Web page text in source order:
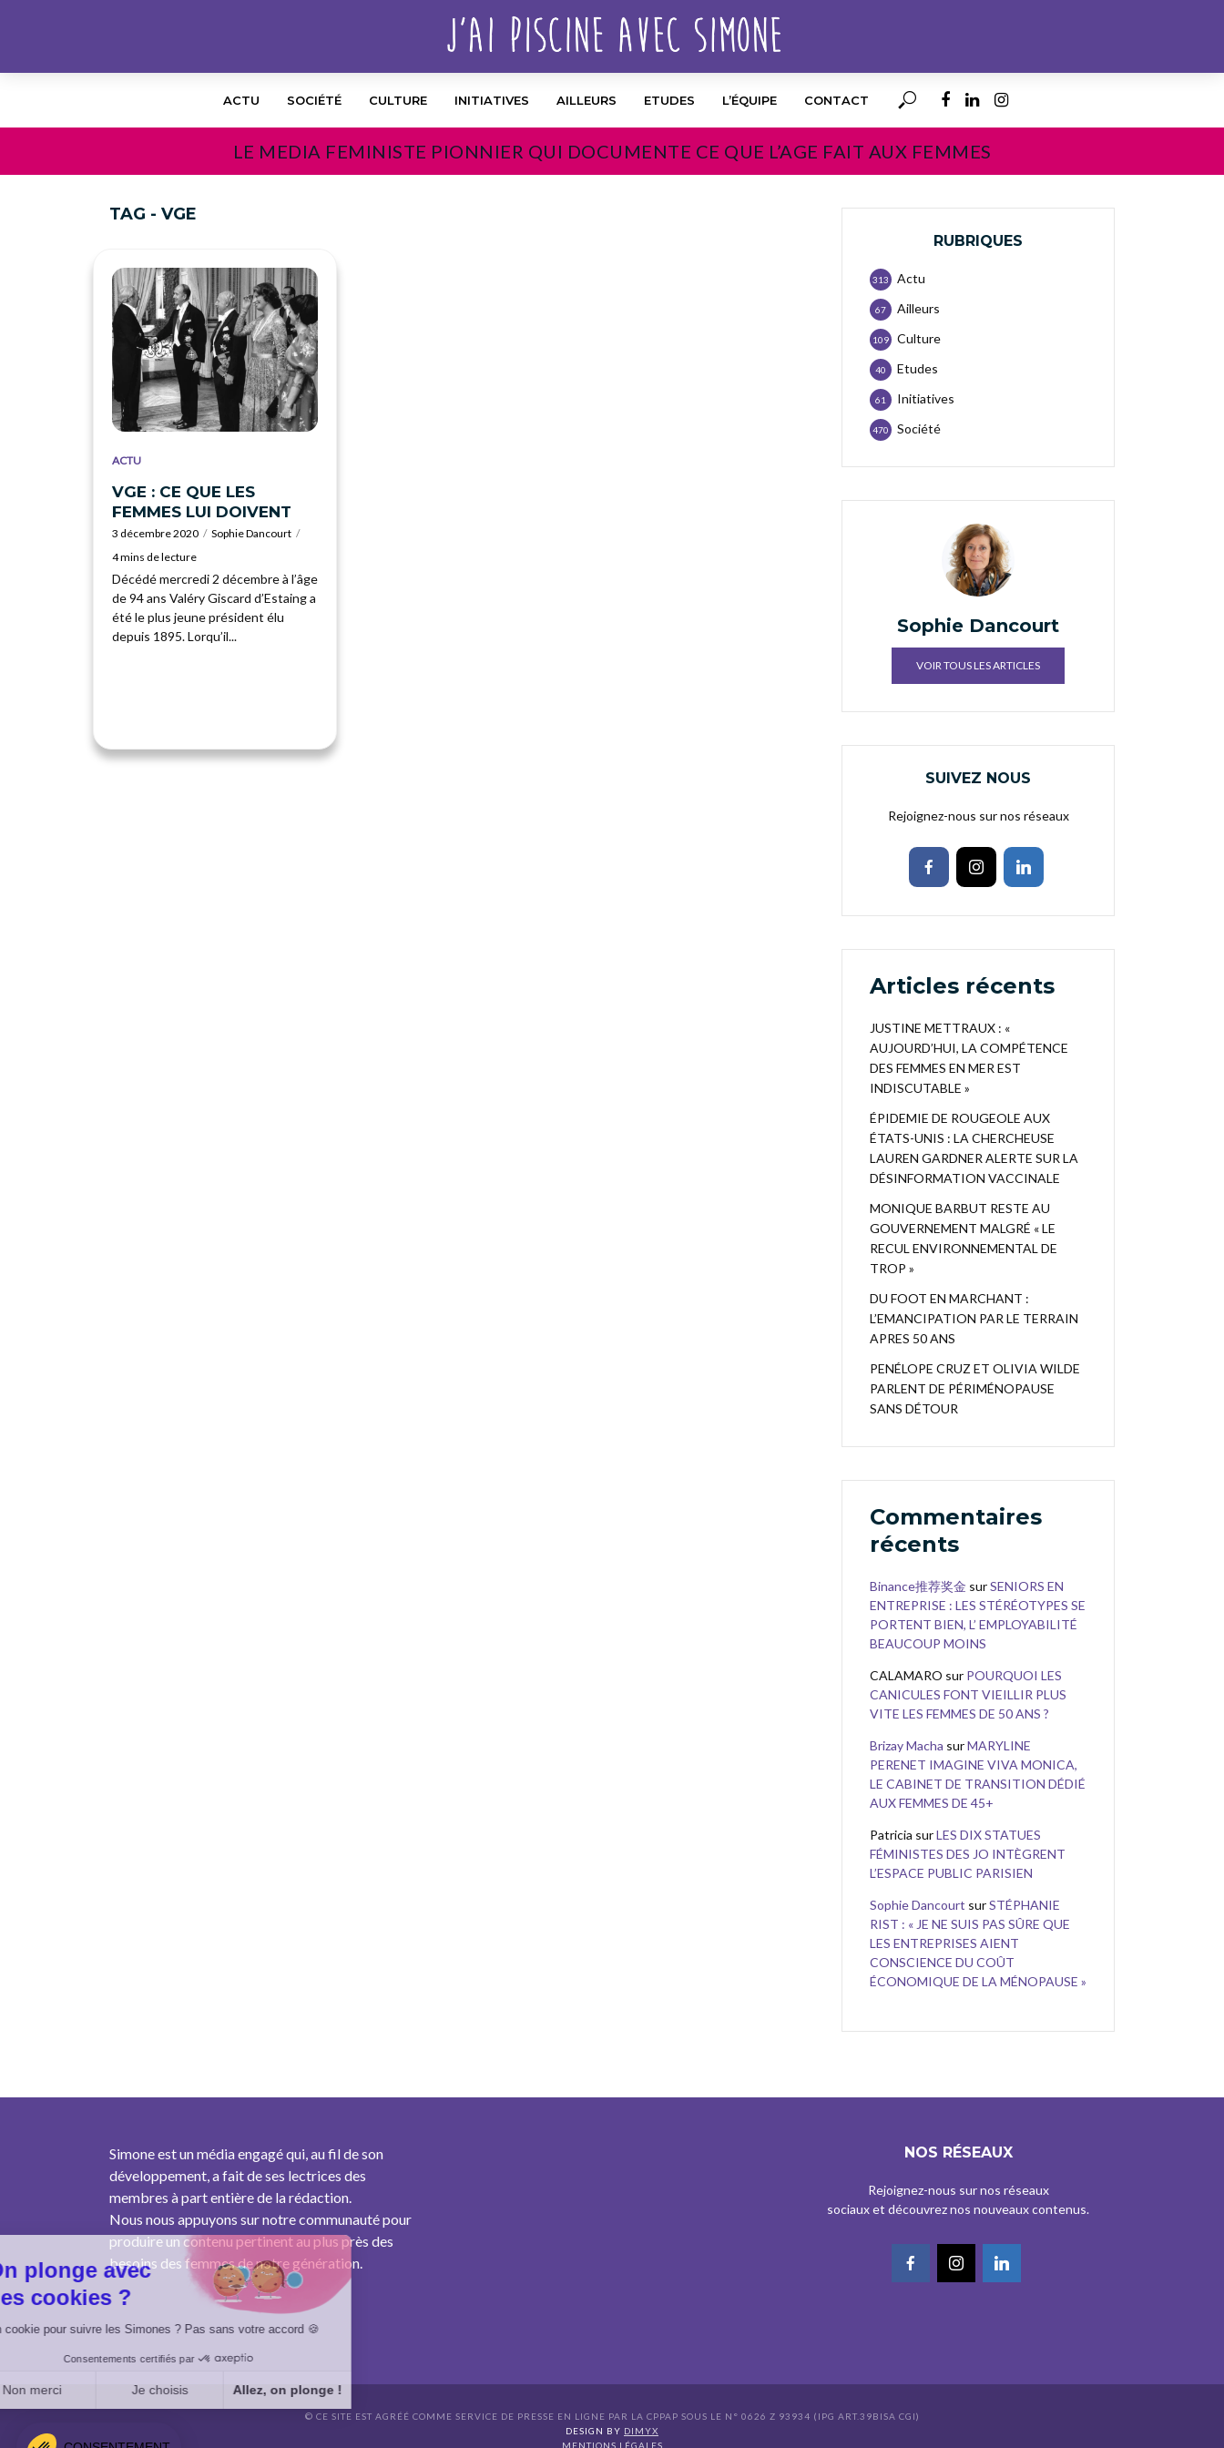
ACTU SOCIÉTÉ CULTURE INITIATIVES AILLEURS ETUDES L’ÉQUIPE CONTACT
LE MEDIA FEMINISTE PIONNIER QUI DOCUMENTE CE QUE L’AGE FAIT AUX FEMMES
TAG - VGE
ACTU
VGE : CE QUE LES
FEMMES LUI DOIVENT
3 décembre 2020
Sophie Dancourt
4 mins de lecture
Décédé mercredi 2 décembre à l’âge
de 94 ans Valéry Giscard d’Estaing a
été le plus jeune président élu
depuis 1895. Lorqu’il...
RUBRIQUES
Actu
313
Ailleurs
67
Culture
109
Etudes
40
Initiatives
61
Société
470
Sophie Dancourt
VOIR TOUS LES ARTICLES
SUIVEZ NOUS
Rejoignez-nous sur nos réseaux
Articles récents
JUSTINE METTRAUX : «
AUJOURD’HUI, LA COMPÉTENCE
DES FEMMES EN MER EST
INDISCUTABLE »
ÉPIDEMIE DE ROUGEOLE AUX
ÉTATS-UNIS : LA CHERCHEUSE
LAUREN GARDNER ALERTE SUR LA
DÉSINFORMATION VACCINALE
MONIQUE BARBUT RESTE AU
GOUVERNEMENT MALGRÉ « LE
RECUL ENVIRONNEMENTAL DE
TROP »
DU FOOT EN MARCHANT :
L’EMANCIPATION PAR LE TERRAIN
APRES 50 ANS
PENÉLOPE CRUZ ET OLIVIA WILDE
PARLENT DE PÉRIMÉNOPAUSE
SANS DÉTOUR
Commentaires
récents
Binance推荐奖金 surSENIORS EN
ENTREPRISE : LES STÉRÉOTYPES SE
PORTENT BIEN, L’ EMPLOYABILITÉ
BEAUCOUP MOINS
CALAMARO sur POURQUOI LES
CANICULES FONT VIEILLIR PLUS
VITE LES FEMMES DE 50 ANS ?
Brizay Macha surMARYLINE
PERENET IMAGINE VIVA MONICA,
LE CABINET DE TRANSITION DÉDIÉ
AUX FEMMES DE 45+
Patricia surLES DIX STATUES
FÉMINISTES DES JO INTÈGRENT
L’ESPACE PUBLIC PARISIEN
Sophie Dancourt surSTÉPHANIE
RIST : « JE NE SUIS PAS SÛRE QUE
LES ENTREPRISES AIENT
CONSCIENCE DU COÛT
ÉCONOMIQUE DE LA MÉNOPAUSE »
Simone est un média engagé qui, au fil de son
développement, a fait de ses lectrices des
membres à part entière de la rédaction.
Nous nous appuyons sur notre communauté pour
produire un contenu pertinent au plus près des
besoins des femmes de notre génération.
NOS RÉSEAUX
Rejoignez-nous sur nos réseaux
sociaux et découvrez nos nouveaux contenus.
© CE SITE EST AGRÉÉ COMME SERVICE DE PRESSE EN LIGNE PAR LA CPPAP SOUS LE N° 0626 Z 93934 (IPG ART.39BISA CGI)
DESIGN BY DIMYX
MENTIONS LÉGALES
On plonge avec
des cookies ?
Un cookie pour suivre les Simones ? Pas sans votre accord 🍪
Consentements certifiés par
Non merci Je choisis Allez, on plonge !
Plateforme de Gestion du Consentement : Personnalisez vos Options